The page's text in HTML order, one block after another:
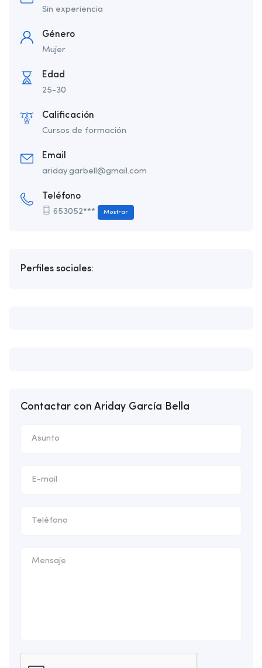
Sin experiencia
Género
Mujer
Edad
25-30
Calificación
Cursos de formación
Email
ariday.garbell@gmail.com
Teléfono
653052*** Mostrar
Perfiles sociales:
Contactar con Ariday García Bella